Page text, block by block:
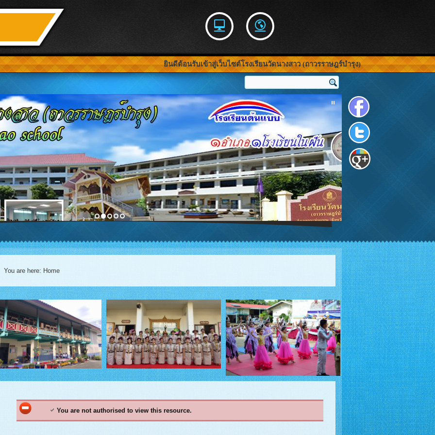
ยินดีต้อนรับเข้าสู่เว็บไซต์โรงเรียนวัดนางสาว (ถาวรราษฎร์บำรุง)
You are here: Home
You are not authorised to view this resource.